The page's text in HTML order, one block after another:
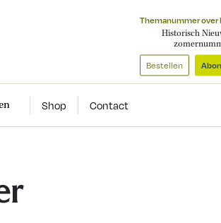
Themanummer over
Historisch
Bestellen
Shop Contact